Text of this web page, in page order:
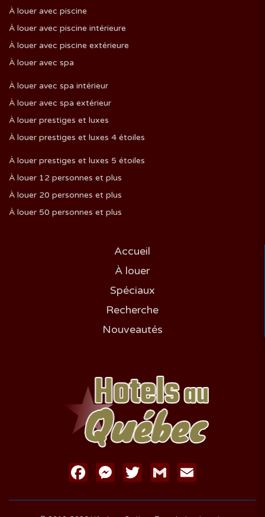
À louer avec piscine
À louer avec piscine intérieure
À louer avec piscine extérieure
À louer avec spa
À louer avec spa intérieur
À louer avec spa extérieur
À louer prestiges et luxes
À louer prestiges et luxes 4 étoiles
À louer prestiges et luxes 5 étoiles
À louer 12 personnes et plus
À louer 20 personnes et plus
À louer 50 personnes et plus
Accueil
À louer
Spéciaux
Recherche
Nouveautés
FacebookMessenger
Twitter Gmail